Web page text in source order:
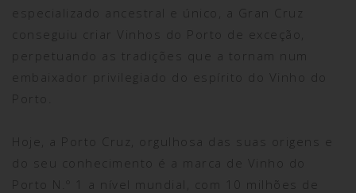
especializado ancestral e único, a Gran Cruz
conseguiu criar Vinhos do Porto de exceção,
perpetuando as tradições que a tornam num
embaixador privilegiado do espírito do Vinho do
Porto.
Hoje, a Porto Cruz, orgulhosa das suas origens e
do seu conhecimento é a marca de Vinho do
Porto N.º 1 a nível mundial, com 10 milhões de